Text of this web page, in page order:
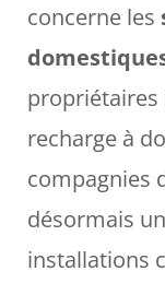
concerne les
propriétaires
recharge à
compagnies
désormais
installations